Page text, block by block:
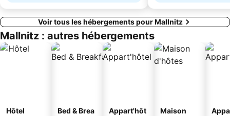
Voir tous les hébergements pour Mallnitz
Mallnitz : autres hébergements
Hôtel
Bed & Brea
Appart'hôt
Maison